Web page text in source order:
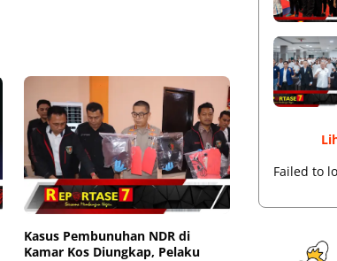
Kasus Pembunuhan NDR di
Kamar Kos Diungkap, Pelaku
Failed to